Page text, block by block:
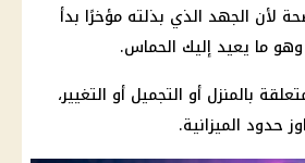
لأن الجهد الذي بذلته مؤخرًا بدأ
ما يعيد إليك الحماس.
بالمنزل أو التجميل أو التغيير،
حدود الميزانية.